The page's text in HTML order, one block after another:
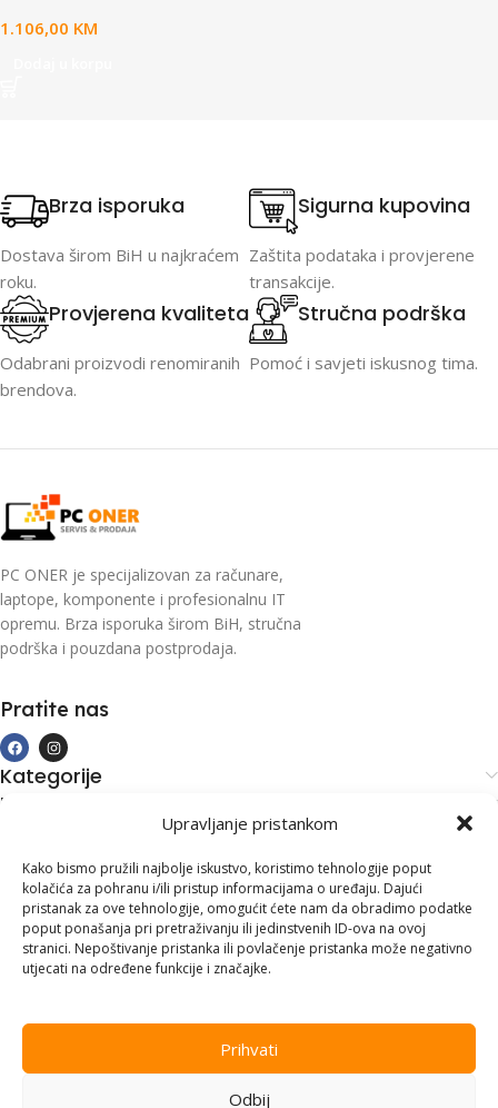
Upravljanje pristankom
Kako bismo pružili najbolje iskustvo, koristimo tehnologije poput
kolačića za pohranu i/ili pristup informacijama o uređaju. Dajući
pristanak za ove tehnologije, omogućit ćete nam da obradimo podatke
poput ponašanja pri pretraživanju ili jedinstvenih ID-ova na ovoj
stranici. Nepoštivanje pristanka ili povlačenje pristanka može negativno
utjecati na određene funkcije i značajke.
Prihvati
Odbij
1.106,00 KM
Brza isporuka
Dostava širom BiH u najkraćem
roku.
Sigurna kupovina
Zaštita podataka i provjerene
transakcije.
Provjerena kvaliteta
Odabrani proizvodi renomiranih
brendova.
Stručna podrška
Pomoć i savjeti iskusnog tima.
PC ONER je specijalizovan za računare,
laptope, komponente i profesionalnu IT
opremu. Brza isporuka širom BiH, stručna
podrška i pouzdana postprodaja.
Pratite nas
Kategorije
Kupovina i podrška
Kontakt informacije
Branilaca Bosne, 75 300 Lukavac
+387 35 555 999
info@pconer.ba